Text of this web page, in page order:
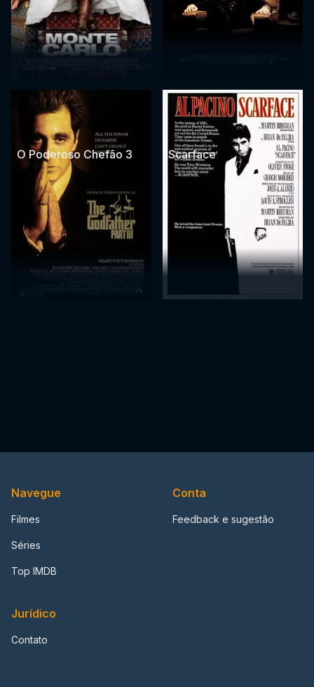
O Poderoso Chefão 3 Scarface
Navegue
Filmes
Séries
Top IMDB
Conta
Feedback e sugestão
Jurídico
Contato